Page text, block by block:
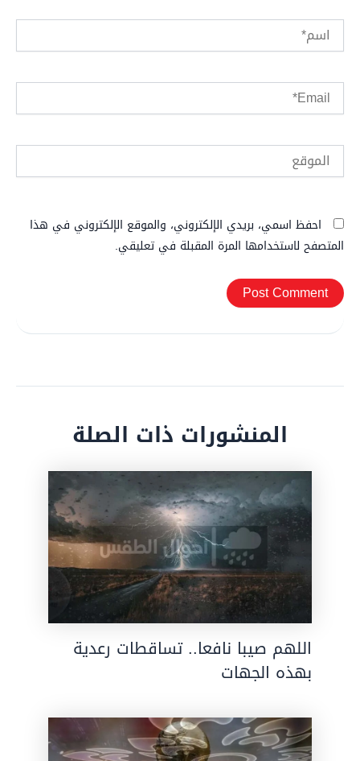
اسم*
Email*
الموقع
احفظ اسمي، بريدي الإلكتروني، والموقع الإلكتروني في هذا
المتصفح لاستخدامها المرة المقبلة في تعليقي.
المنشورات ذات الصلة
اللهم صيبا نافعا.. تساقطات رعدية
بهذه الجهات